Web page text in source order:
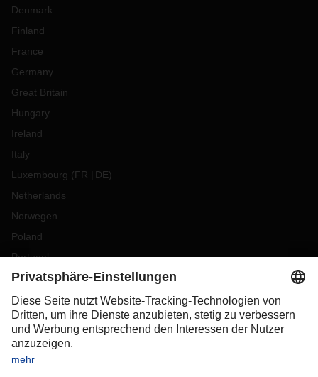
Denmark
Finland
France
Germany
Great Britain
Hungary
Ireland
Italy
Luxembourg (FR DE)
Netherlands
Norwegen
Poland
Portugal
Romania
Slovakia
Spain
Sweden
Switzerland